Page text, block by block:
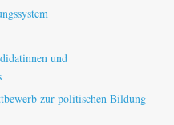
und
zur politischen Bildung